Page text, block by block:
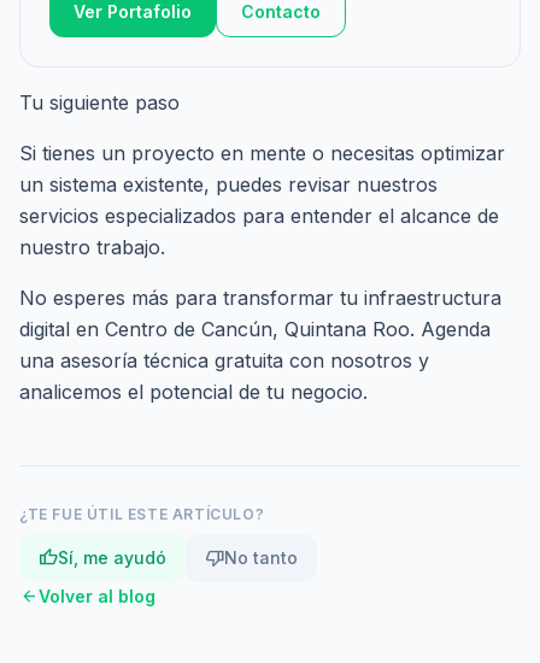
Ver Portafolio Contacto
Tu siguiente paso
Si tienes un proyecto en mente o necesitas optimizar
un sistema existente, puedes revisar nuestros
servicios especializados para entender el alcance de
nuestro trabajo.
No esperes más para transformar tu infraestructura
digital en Centro de Cancún, Quintana Roo. Agenda
una asesoría técnica gratuita con nosotros y
analicemos el potencial de tu negocio.
¿TE FUE ÚTIL ESTE ARTÍCULO?
thumb_upSí, me ayudó thumb_downNo tanto
arrow_backVolver al blog